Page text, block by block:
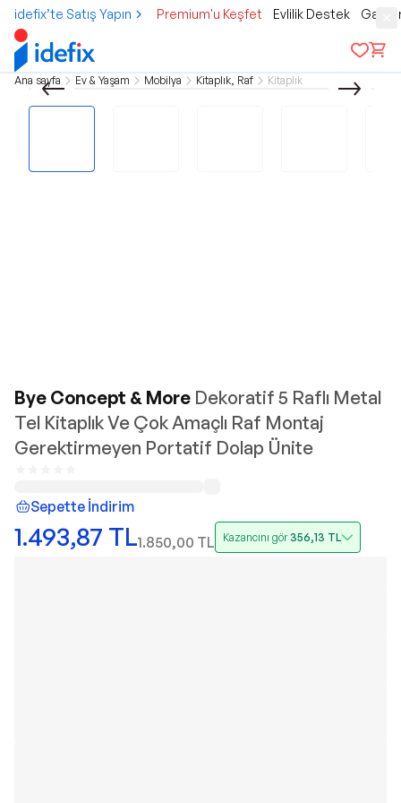
idefix’te Satış Yapın Premium'u Keşfet Evlilik Destek
Ana sayfa Ev & Yaşam Mobilya Kitaplık, Raf Kitaplık
Bye Concept & More Dekoratif 5 Raflı Metal
Tel Kitaplık Ve Çok Amaçlı Raf Montaj
Gerektirmeyen Portatif Dolap Ünite
Sepette İndirim
1.493,87 TL1.850,00 TL Kazancını gör356,13 TL